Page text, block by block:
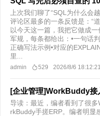
上次我们聊了“SQL为什么会
评论区最多的一条反馈是：“
以今天这一篇，我把它做成
军规，每条都给出：•一句话
正确写法示例•对应的
里...
admin 529 2026/8/6 18:12:21
[企业管理]WorkBuddy接
导读：最近，编者看到了很
rkBuddy手搓ERP。编者明显